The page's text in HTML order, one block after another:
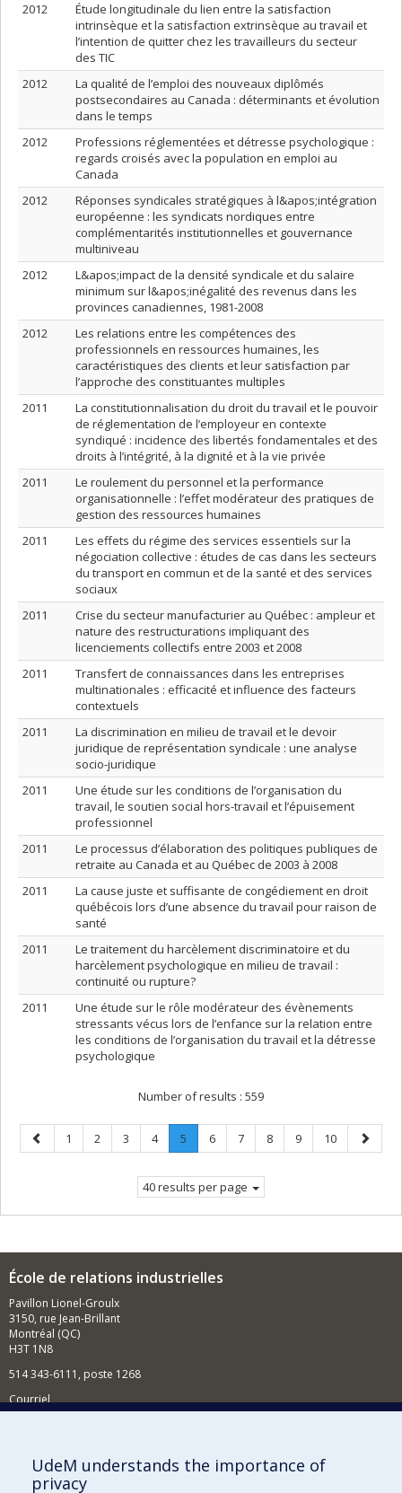
2012
Étude longitudinale du lien entre la satisfaction
intrinsèque et la satisfaction extrinsèque au travail et
l’intention de quitter chez les travailleurs du secteur
des TIC
2012
La qualité de l’emploi des nouveaux diplômés
postsecondaires au Canada : déterminants et évolution
dans le temps
2012
Professions réglementées et détresse psychologique :
regards croisés avec la population en emploi au
Canada
2012
Réponses syndicales stratégiques à l&apos;intégration
européenne : les syndicats nordiques entre
complémentarités institutionnelles et gouvernance
multiniveau
2012
L&apos;impact de la densité syndicale et du salaire
minimum sur l&apos;inégalité des revenus dans les
provinces canadiennes, 1981-2008
2012
Les relations entre les compétences des
professionnels en ressources humaines, les
caractéristiques des clients et leur satisfaction par
l’approche des constituantes multiples
2011
La constitutionnalisation du droit du travail et le pouvoir
de réglementation de l’employeur en contexte
syndiqué : incidence des libertés fondamentales et des
droits à l’intégrité, à la dignité et à la vie privée
2011
Le roulement du personnel et la performance
organisationnelle : l’effet modérateur des pratiques de
gestion des ressources humaines
2011
Les effets du régime des services essentiels sur la
négociation collective : études de cas dans les secteurs
du transport en commun et de la santé et des services
sociaux
2011
Crise du secteur manufacturier au Québec : ampleur et
nature des restructurations impliquant des
licenciements collectifs entre 2003 et 2008
2011
Transfert de connaissances dans les entreprises
multinationales : efficacité et influence des facteurs
contextuels
2011
La discrimination en milieu de travail et le devoir
juridique de représentation syndicale : une analyse
socio-juridique
2011
Une étude sur les conditions de l’organisation du
travail, le soutien social hors-travail et l’épuisement
professionnel
2011
Le processus d’élaboration des politiques publiques de
retraite au Canada et au Québec de 2003 à 2008
2011
La cause juste et suffisante de congédiement en droit
québécois lors d’une absence du travail pour raison de
santé
2011
Le traitement du harcèlement discriminatoire et du
harcèlement psychologique en milieu de travail :
continuité ou rupture?
2011
Une étude sur le rôle modérateur des évènements
stressants vécus lors de l’enfance sur la relation entre
les conditions de l’organisation du travail et la détresse
psychologique
Number of results : 559
Previous
page
Page
1 Page
2 Page
3 Page
4 Page
5
Current
Page
6 Page
7 Page
8 Page
9 Page
10
Next
page
40 results per page
École de relations industrielles
Pavillon Lionel-Groulx
3150, rue Jean-Brillant
Montréal (QC)
H3T 1N8
514 343-6111, poste 1268
Courriel
Comment soutenir l'École?
BESOIN D'AIDE?
UdeM understands the importance of
privacy